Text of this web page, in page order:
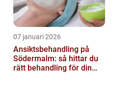
07 januari 2026
Ansiktsbehandling på
Södermalm: så hittar du
rätt behandling för din